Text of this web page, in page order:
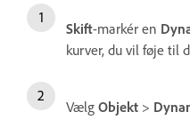
Skift-markér en
kurver, du vil føje til
Vælg Objekt >